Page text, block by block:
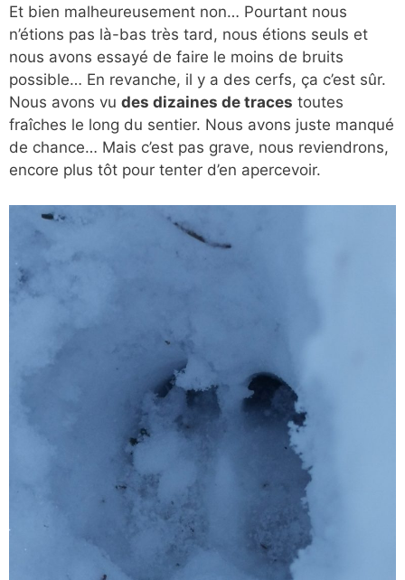
Et bien malheureusement non… Pourtant nous
n’étions pas là-bas très tard, nous étions seuls et
nous avons essayé de faire le moins de bruits
possible… En revanche, il y a des cerfs, ça c’est sûr.
Nous avons vu des dizaines de traces toutes
fraîches le long du sentier. Nous avons juste manqué
de chance… Mais c’est pas grave, nous reviendrons,
encore plus tôt pour tenter d’en apercevoir.